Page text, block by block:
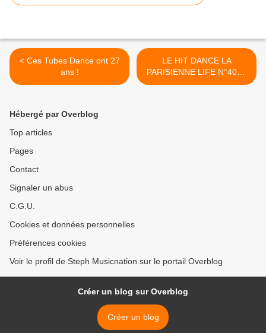
< Ces Tubes Dance ont 27
ans !
LE HIT DANCE LA
PARISIENNE LIFE N°408 -
05 JANVIER 2024 >
Hébergé par Overblog
Top articles
Pages
Contact
Signaler un abus
C.G.U.
Cookies et données personnelles
Préférences cookies
Voir le profil de Steph Musicnation sur le portail Overblog
Créer un blog sur Overblog
Créer un blog